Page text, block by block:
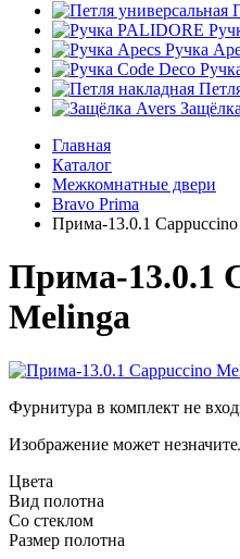
Ручка
Главная
Каталог
Межкомнатные двери
Bravo Prima
Прима-13.0.1
Прима-13.0.1
Melinga
Фурнитура в комплект не
Изображение может
Цвета
Вид полотна
Со стеклом
Размер полотна